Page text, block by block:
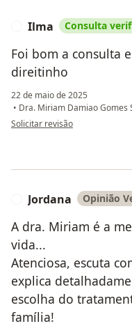
Ilma Consulta
Foi bom a consulta
direitinho
22 de maio de 2025
• Dra. Miriam Damiao Gomes
na opinião do utilizador Ilma
Solicitar revisão
Jordana Opinião
A dra. Miriam é a
vida...
Atenciosa, escuta
explica
escolha do
família!